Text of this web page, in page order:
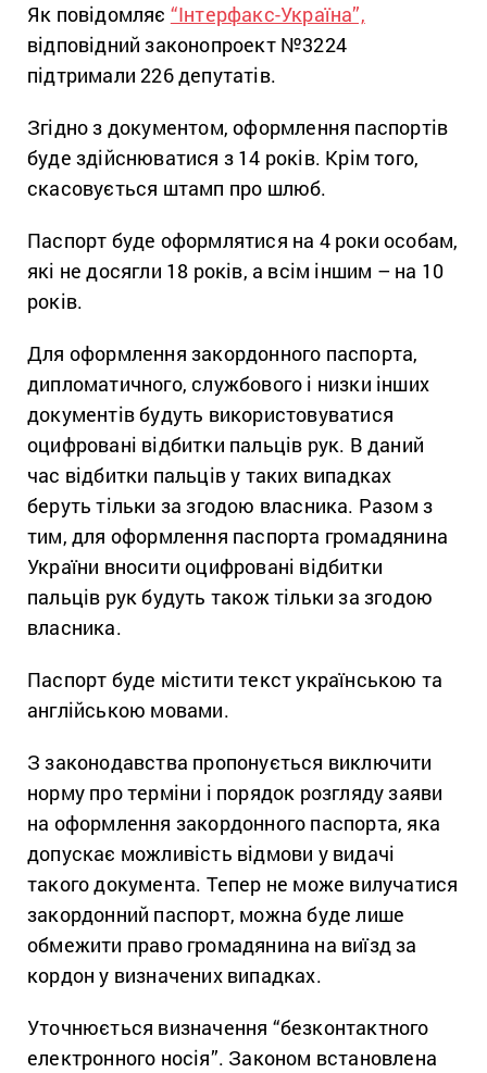
Як повідомляє “Інтерфакс-Україна”,
відповідний законопроект №3224
підтримали 226 депутатів.
Згідно з документом, оформлення паспортів
буде здійснюватися з 14 років. Крім того,
скасовується штамп про шлюб.
Паспорт буде оформлятися на 4 роки особам,
які не досягли 18 років, а всім іншим – на 10
років.
Для оформлення закордонного паспорта,
дипломатичного, службового і низки інших
документів будуть використовуватися
оцифровані відбитки пальців рук. В даний
час відбитки пальців у таких випадках
беруть тільки за згодою власника. Разом з
тим, для оформлення паспорта громадянина
України вносити оцифровані відбитки
пальців рук будуть також тільки за згодою
власника.
Паспорт буде містити текст українською та
англійською мовами.
З законодавства пропонується виключити
норму про терміни і порядок розгляду заяви
на оформлення закордонного паспорта, яка
допускає можливість відмови у видачі
такого документа. Тепер не може вилучатися
закордонний паспорт, можна буде лише
обмежити право громадянина на виїзд за
кордон у визначених випадках.
Уточнюється визначення “безконтактного
електронного носія”. Законом встановлена